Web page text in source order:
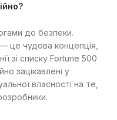
до безпеки.
це чудова концепція,
зі списку Fortune 500
зацікавлені у
власності на те,